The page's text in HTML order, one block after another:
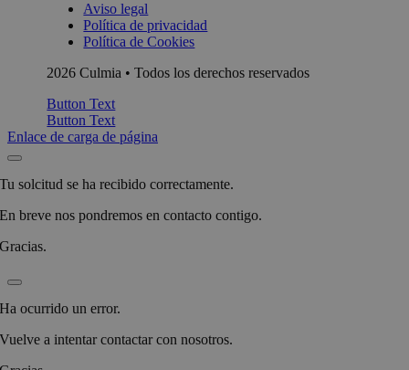
Aviso legal
Política de privacidad
Política de Cookies
2026 Culmia • Todos los derechos reservados
Button Text
Button Text
Enlace de carga de página
Tu solcitud se ha recibido correctamente.
En breve nos pondremos en contacto contigo.
Gracias.
Ha ocurrido un error.
Vuelve a intentar contactar con nosotros.